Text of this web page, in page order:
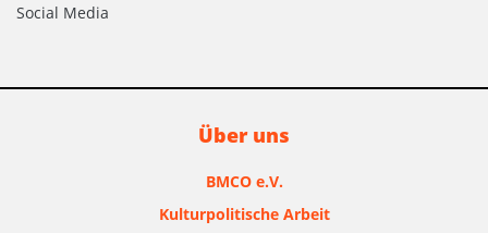
Social Media
Über uns
BMCO e.V.
Kulturpolitische Arbeit